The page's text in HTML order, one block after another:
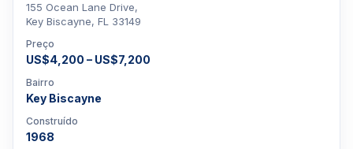
155 Ocean Lane Drive,
Key Biscayne, FL 33149
Preço
US$4,200 – US$7,200
Bairro
Key Biscayne
Construído
1968